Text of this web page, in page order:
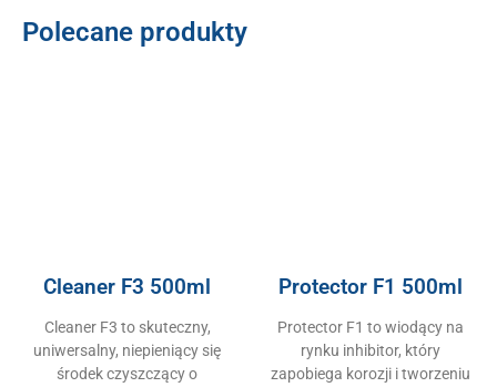
Polecane produkty
Cleaner F3 500ml
Cleaner F3 to skuteczny,
uniwersalny, niepieniący się
środek czyszczący o
Protector F1 500ml
Protector F1 to wiodący na
rynku inhibitor, który
zapobiega korozji i tworzeniu